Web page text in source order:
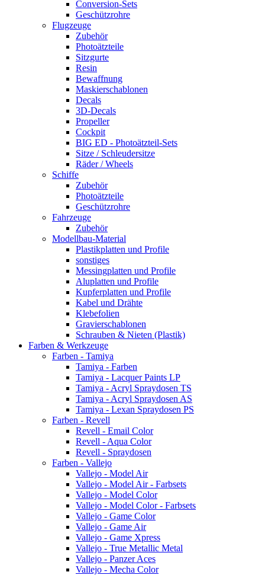
Conversion-Sets
Geschützrohre
Flugzeuge
Zubehör
Photoätzteile
Sitzgurte
Resin
Bewaffnung
Maskierschablonen
Decals
3D-Decals
Propeller
Cockpit
BIG ED - Photoätzteil-Sets
Sitze / Schleudersitze
Räder / Wheels
Schiffe
Zubehör
Photoätzteile
Geschützrohre
Fahrzeuge
Zubehör
Modellbau-Material
Plastikplatten und Profile
sonstiges
Messingplatten und Profile
Aluplatten und Profile
Kupferplatten und Profile
Kabel und Drähte
Klebefolien
Gravierschablonen
Schrauben & Nieten (Plastik)
Farben & Werkzeuge
Farben - Tamiya
Tamiya - Farben
Tamiya - Lacquer Paints LP
Tamiya - Acryl Spraydosen TS
Tamiya - Acryl Spraydosen AS
Tamiya - Lexan Spraydosen PS
Farben - Revell
Revell - Email Color
Revell - Aqua Color
Revell - Spraydosen
Farben - Vallejo
Vallejo - Model Air
Vallejo - Model Air - Farbsets
Vallejo - Model Color
Vallejo - Model Color - Farbsets
Vallejo - Game Color
Vallejo - Game Air
Vallejo - Game Xpress
Vallejo - True Metallic Metal
Vallejo - Panzer Aces
Vallejo - Mecha Color